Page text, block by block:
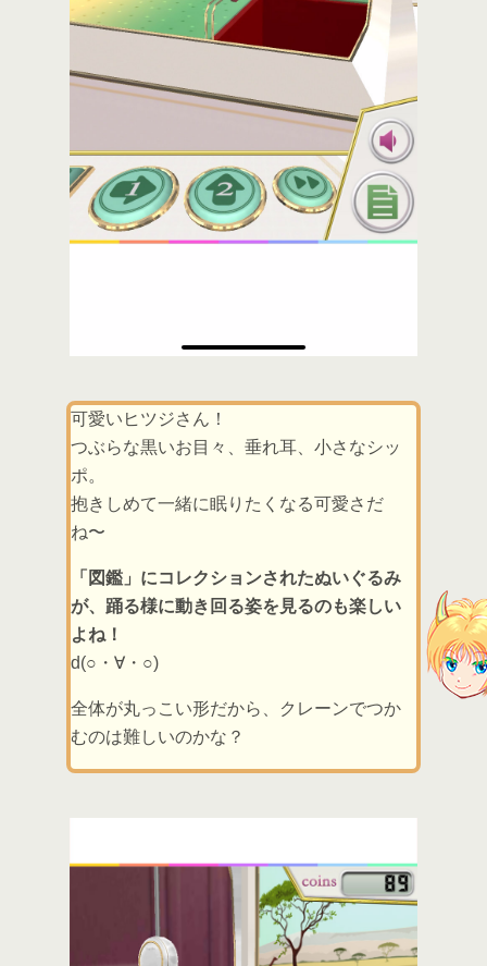
可愛いヒツジさん！
つぶらな黒いお目々、垂れ耳、小さなシッ
ポ。
抱きしめて一緒に眠りたくなる可愛さだ
ね〜
「図鑑」にコレクションされたぬいぐるみ
が、踊る様に動き回る姿を見るのも楽しい
よね！
d(○・∀・○)
全体が丸っこい形だから、クレーンでつか
むのは難しいのかな？